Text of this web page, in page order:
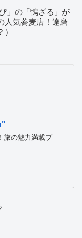
」の「鴨ざる」が
人気蕎麦店！達磨
旅の魅力満載ブ